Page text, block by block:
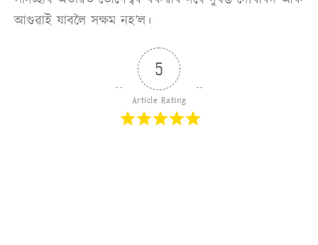
আগুৱাই যাবলৈ সক্ষম নহ’ল।
5
Article Rating